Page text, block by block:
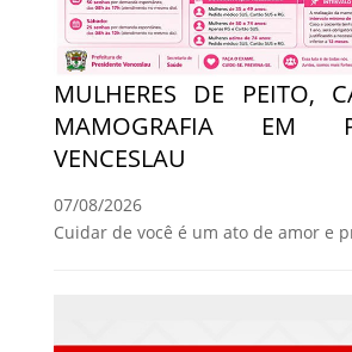
MULHERES DE PEITO,
MAMOGRAFIA EM
VENCESLAU
07/08/2026
Cuidar de você é um ato de amor e